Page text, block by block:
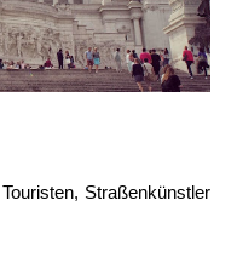
Straßenkünstler